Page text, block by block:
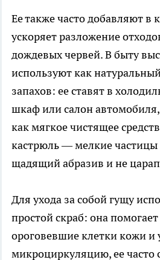
Ее также часто добавляют в
ускоряет разложение
дождевых червей. В быту
используют как
запахов: ее ставят в
шкаф или салон
как мягкое чистящее
кастрюль — мелкие частицы
щадящий абразив и не
Для ухода за собой гущу
простой скраб: она
ороговевшие клетки кожи и
микроциркуляцию, ее